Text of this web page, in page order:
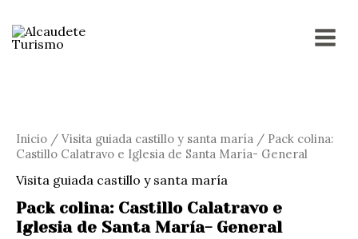
contenido
Inicio / Visita guiada castillo y santa maría / Pack colina:
Castillo Calatravo e Iglesia de Santa María- General
Visita guiada castillo y santa maría
Pack colina: Castillo Calatravo e
Iglesia de Santa María- General
e
Iglesia
de
María-
General